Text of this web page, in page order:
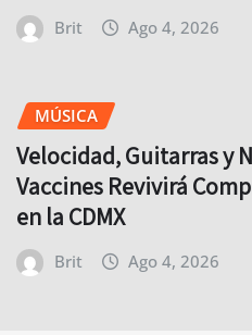
Brit Ago 4, 2026
MÚSICA
Velocidad, Guitarras y
Vaccines Revivirá
en la CDMX
Brit Ago 4, 2026